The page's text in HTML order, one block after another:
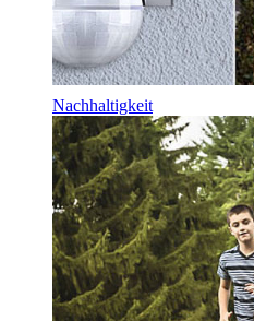
Nachhaltigkeit